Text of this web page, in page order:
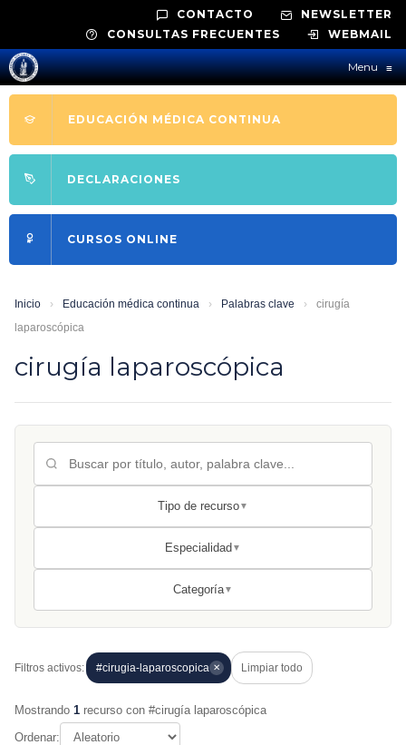
CONTACTO
NEWSLETTER
CONSULTAS FRECUENTES
WEBMAIL
Menu≡
EDUCACIÓN MÉDICA CONTINUA
DECLARACIONES
CURSOS ONLINE
Inicio › Educación médica continua › Palabras clave ›
cirugía
laparoscópica
cirugía laparoscópica
Tipo de recurso▼
Especialidad ▼
Categoría▼
Filtros activos: #cirugia-laparoscopica ✕ Limpiar todo
Mostrando 1 recurso con #cirugía laparoscópica
Ordenar: